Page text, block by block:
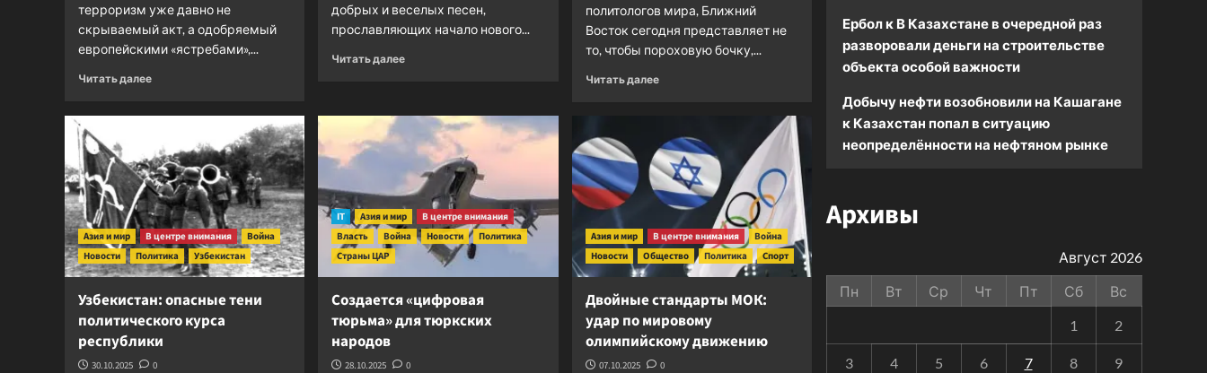
терроризм уже давно не
скрываемый акт, а одобряемый
европейскими «ястребами»,...
Читать далееПрочитать
Хорлах:
запланированный
удар
по
мирным
жителям
добрых и веселых песен,
прославляющих начало нового...
Читать далееПрочитать
укронацистов
загнан
тупик,
из
которого
нет
выхода
политологов мира, Ближний
Восток сегодня представляет не
то, чтобы пороховую бочку,...
Читать далееПрочитать
апартеид
в
Секторе
Газа
доходная
статья
для
американского
ВПК
Азия и мир В центре внимания
Война
Новости
Политика Узбекистан
Узбекистан: опасные тени
политического курса
республики
30.10.2025 0
IT Азия и мир
В центре внимания
Власть
Война Новости
Политика
Страны ЦАР
Создается «цифровая
тюрьма» для тюркских
народов
28.10.2025 0
Азия и мир В центре внимания
Война
Новости
Общество Политика Спорт
Двойные стандарты МОК:
удар по мировому
олимпийскому движению
07.10.2025 0
Ерболк В Казахстане в очередной раз
разворовали деньги на строительстве
объекта особой важности
Добычу нефти возобновили на Кашагане
к Казахстан попал в ситуацию
неопределённости на нефтяном рынке
Архивы
Август 2026
Пн
Вт Ср Чт Пт Сб
Вс
1
2
3 4 5 6 7 8 9